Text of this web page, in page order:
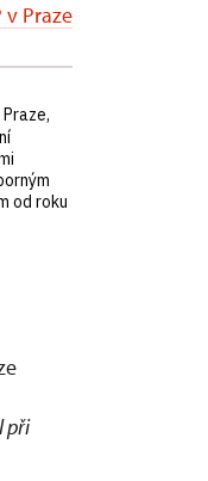
v Praze
od roku
při